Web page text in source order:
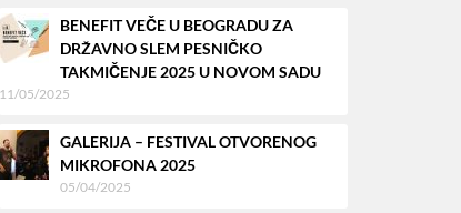
BENEFIT VEČE U BEOGRADU ZA
DRŽAVNO SLEM PESNIČKO
TAKMIČENJE 2025 U NOVOM SADU
11/05/2025
GALERIJA – FESTIVAL OTVORENOG
MIKROFONA 2025
05/04/2025